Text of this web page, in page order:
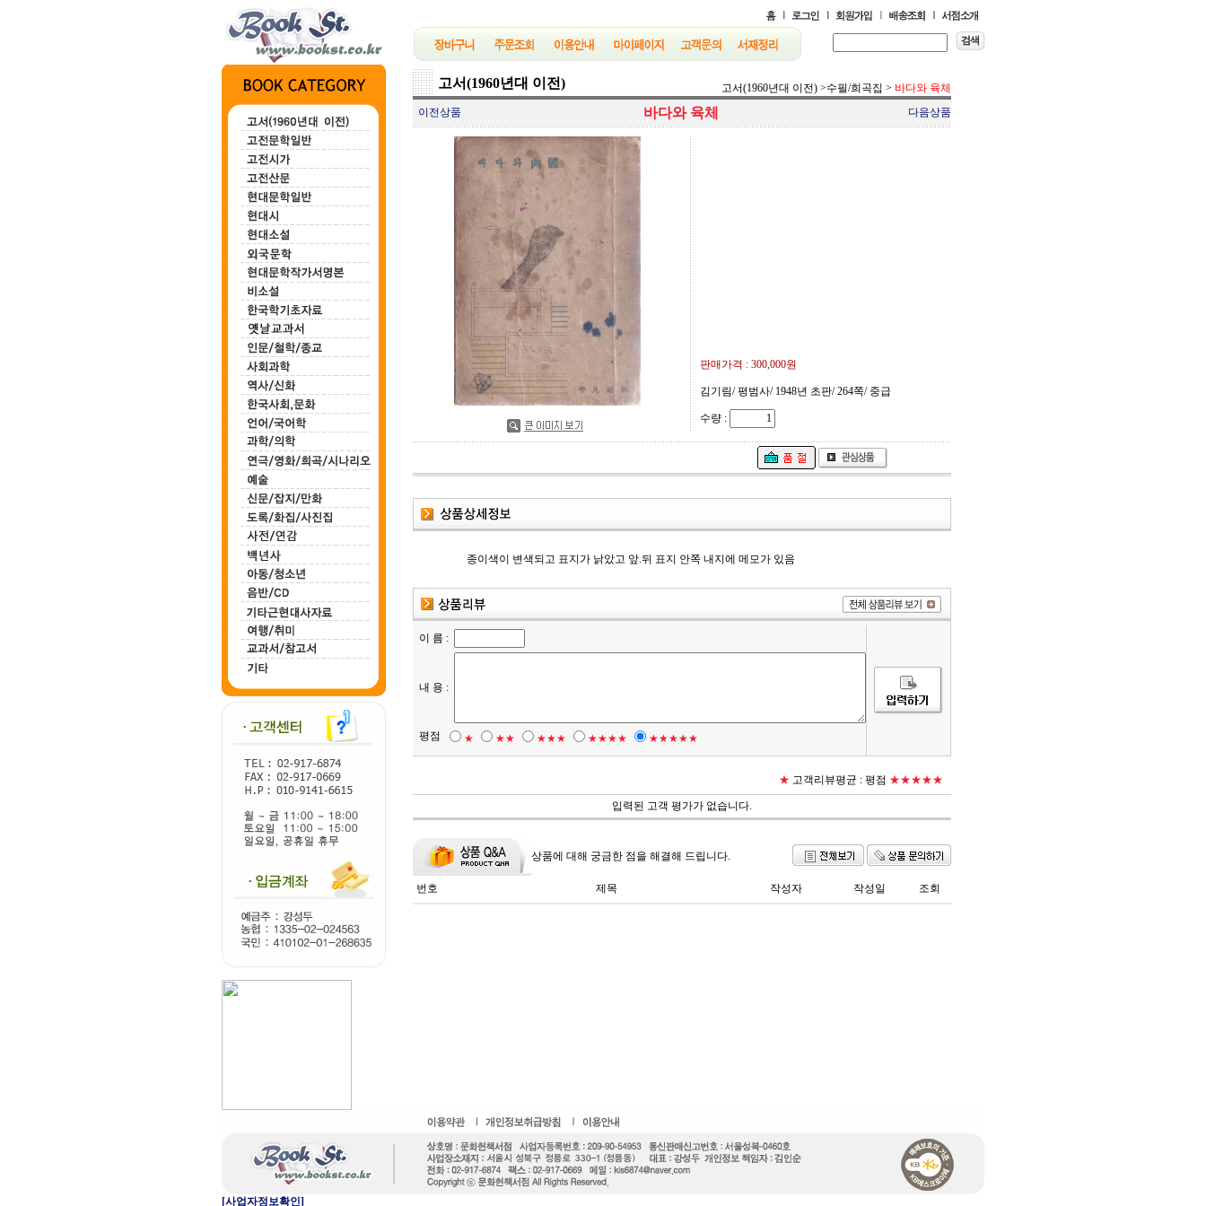
고서(1960년대 이전) 고서(1960년대 이전) >수필/희곡집 > 바다와 육체
이전상품
바다와 육체 다음상품
판매가격 : 300,000원
김기림/ 평범사/ 1948년 초판/ 264쪽/ 중급
수량 :
종이색이 변색되고 표지가 낡았고 앞.뒤 표지 안쪽 내지에 메모가 있음
이 름 :
내 용 :
평점 ★ ★★ ★★★ ★★★★ ★★★★★
★ 고객리뷰평균 : 평점 ★★★★★
입력된 고객 평가가 없습니다.
상품에 대해 궁금한 점을 해결해 드립니다.
번호 제목 작성자 작성일 조회
[사업자정보확인]